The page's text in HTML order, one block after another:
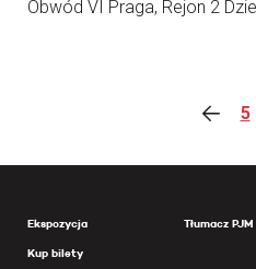
Obwód VI Praga, Rejon 2
5
Ekspozycja
Kup bilety
Tłumacz PJM